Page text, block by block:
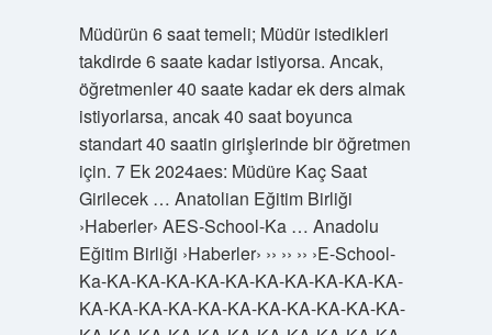
Müdürün 6 saat temeli; Müdür istedikleri
takdirde 6 saate kadar istiyorsa. Ancak,
öğretmenler 40 saate kadar ek ders almak
istiyorlarsa, ancak 40 saat boyunca
standart 40 saatin girişlerinde bir öğretmen
için. 7 Ek 2024aes: Müdüre Kaç Saat
Girilecek … Anatolian Eğitim Birliği
›Haberler› AES-School-Ka … Anadolu
Eğitim Birliği ›Haberler› ›› ›› ›› ›E-School-
Ka-KA-KA-KA-KA-KA-KA-KA-KA-KA-KA-
KA-KA-KA-KA-KA-KA-KA-KA-KA-KA-KA-